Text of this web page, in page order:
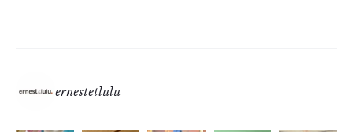
ernestetlulu